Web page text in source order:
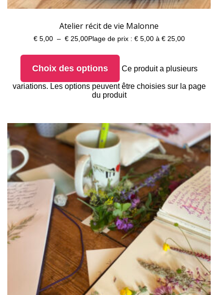
Atelier récit de vie Malonne
€5,00 – €25,00Plage de prix : € 5,00 à € 25,00
Choix des options Ce produit a plusieurs
variations. Les options peuvent être choisies sur la page
du produit